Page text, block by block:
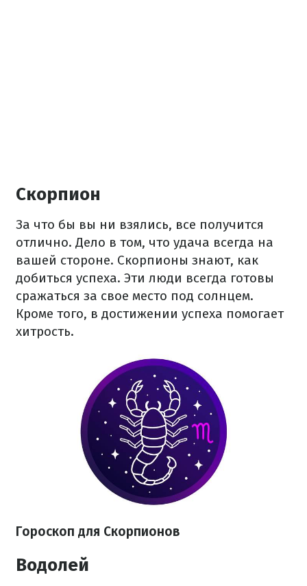
Скорпион
За что бы вы ни взялись, все получится
отлично. Дело в том, что удача всегда на
вашей стороне. Скорпионы знают, как
добиться успеха. Эти люди всегда готовы
сражаться за свое место под солнцем.
Кроме того, в достижении успеха помогает
хитрость.
Гороскоп для Скорпионов
Водолей